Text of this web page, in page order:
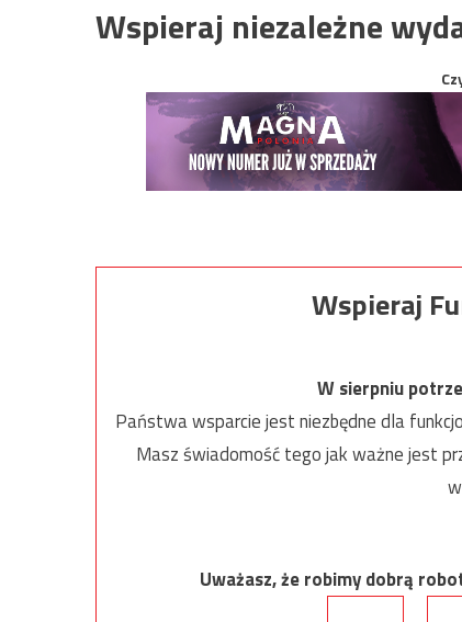
Wspieraj niezależne
Wspieraj
W sierpniu
Państwa wsparcie jest niezbędne dla
Masz świadomość tego jak ważne jest
Uważasz, że robimy dobrą